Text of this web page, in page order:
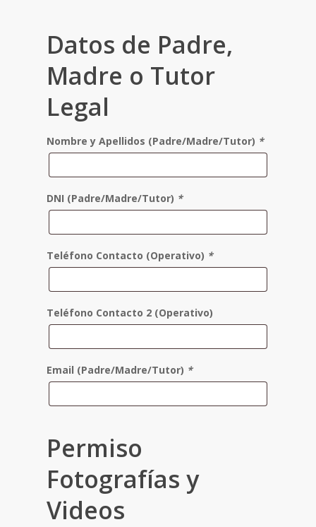
Datos de Padre,
Madre o Tutor
Legal
Nombre y Apellidos (Padre/Madre/Tutor) *
DNI (Padre/Madre/Tutor) *
Teléfono Contacto (Operativo) *
Teléfono Contacto 2 (Operativo)
Email (Padre/Madre/Tutor) *
Permiso
Fotografías y
Videos